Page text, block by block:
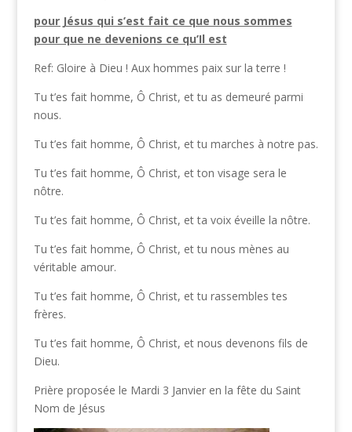
pour Jésus qui s’est fait ce que nous sommes
pour que ne devenions ce qu’Il est
Ref: Gloire à Dieu ! Aux hommes paix sur la terre !
Tu t’es fait homme, Ô Christ, et tu as demeuré parmi
nous.
Tu t’es fait homme, Ô Christ, et tu marches à notre pas.
Tu t’es fait homme, Ô Christ, et ton visage sera le
nôtre.
Tu t’es fait homme, Ô Christ, et ta voix éveille la nôtre.
Tu t’es fait homme, Ô Christ, et tu nous mènes au
véritable amour.
Tu t’es fait homme, Ô Christ, et tu rassembles tes
frères.
Tu t’es fait homme, Ô Christ, et nous devenons fils de
Dieu.
Prière proposée le Mardi 3 Janvier en la fête du Saint
Nom de Jésus